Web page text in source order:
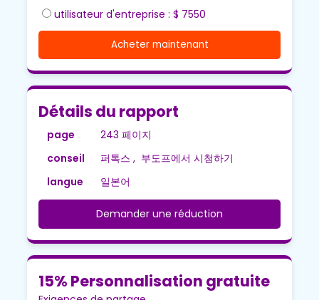
utilisateur d'entreprise : $ 7550
Acheter maintenant
Détails du rapport
page
243 페이지
conseil
퍼톡스 , 부도프에서 시청하기
langue
일본어
Demander une réduction
15% Personnalisation gratuite